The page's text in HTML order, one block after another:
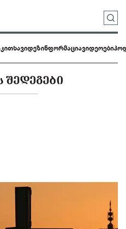
დეზინფორმაციავიდეოები
ᲨᲔᲓᲔᲒᲔᲑᲘ